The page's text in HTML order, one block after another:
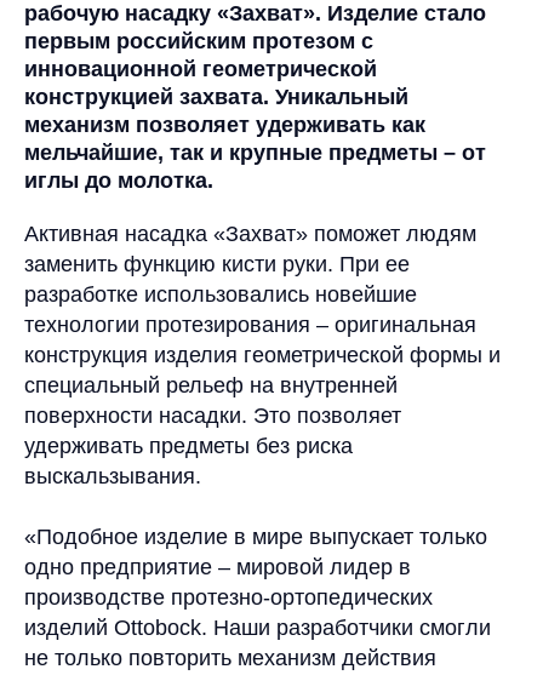
рабочую насадку «Захват». Изделие стало
первым российским протезом с
инновационной геометрической
конструкцией захвата. Уникальный
механизм позволяет удерживать как
мельчайшие, так и крупные предметы – от
иглы до молотка.
Активная насадка «Захват» поможет людям
заменить функцию кисти руки. При ее
разработке использовались новейшие
технологии протезирования – оригинальная
конструкция изделия геометрической формы и
специальный рельеф на внутренней
поверхности насадки. Это позволяет
удерживать предметы без риска
выскальзывания.
«Подобное изделие в мире выпускает только
одно предприятие – мировой лидер в
производстве протезно-ортопедических
изделий Ottobock. Наши разработчики смогли
не только повторить механизм действия